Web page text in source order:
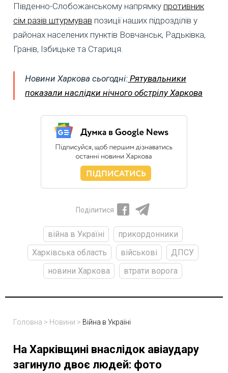
Південно-Слобожанському напрямку противник
сім разів штурмував позиції наших підрозділів у
районах населених пунктів Вовчанськ, Радьківка,
Гранів, Ізбицьке та Стариця.
Новини Харкова сьогодні: Рятувальники
показали наслідки нічного обстрілу Харкова
Поділитися
війна в Україні
прикордонники
Харківська область
військові
ДПСУ
новини Харкова
втрати ворога
Головна > Новини > Війна в Україні
На Харківщині внаслідок авіаудару
загинуло двоє людей: фото